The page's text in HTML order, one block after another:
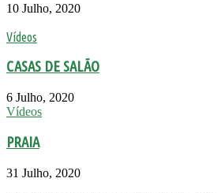
10 Julho, 2020
Vídeos
CASAS DE SALÃO
6 Julho, 2020
Vídeos
PRAIA
31 Julho, 2020